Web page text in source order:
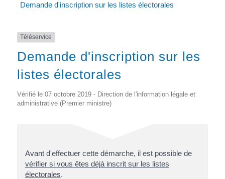
Demande d'inscription sur les listes électorales
Téléservice
Demande d'inscription sur les
listes électorales
Vérifié le 07 octobre 2019 - Direction de l'information légale et
administrative (Premier ministre)
Avant d'effectuer cette démarche, il est possible de
vérifier si vous êtes déjà inscrit sur les listes
électorales.